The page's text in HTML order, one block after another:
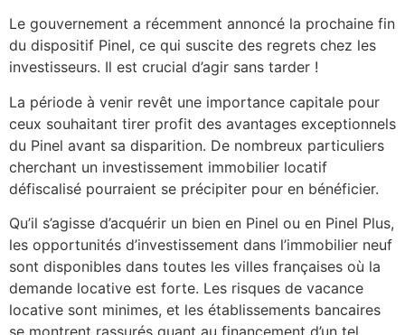
Le gouvernement a récemment annoncé la prochaine fin
du dispositif Pinel, ce qui suscite des regrets chez les
investisseurs. Il est crucial d’agir sans tarder !
La période à venir revêt une importance capitale pour
ceux souhaitant tirer profit des avantages exceptionnels
du Pinel avant sa disparition. De nombreux particuliers
cherchant un investissement immobilier locatif
défiscalisé pourraient se précipiter pour en bénéficier.
Qu’il s’agisse d’acquérir un bien en Pinel ou en Pinel Plus,
les opportunités d’investissement dans l’immobilier neuf
sont disponibles dans toutes les villes françaises où la
demande locative est forte. Les risques de vacance
locative sont minimes, et les établissements bancaires
se montrent rassurés quant au financement d’un tel